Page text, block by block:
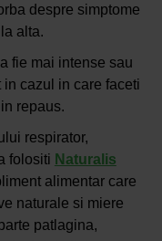
despre simptome
alta.
fie mai intense sau
cazul in care faceti
repaus.
respirator,
folositi Naturalis
alimentar care
naturale si miere
patlagina,